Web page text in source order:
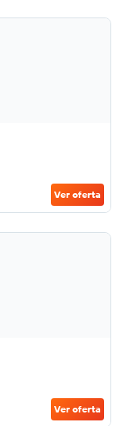
Ver oferta
Ver oferta